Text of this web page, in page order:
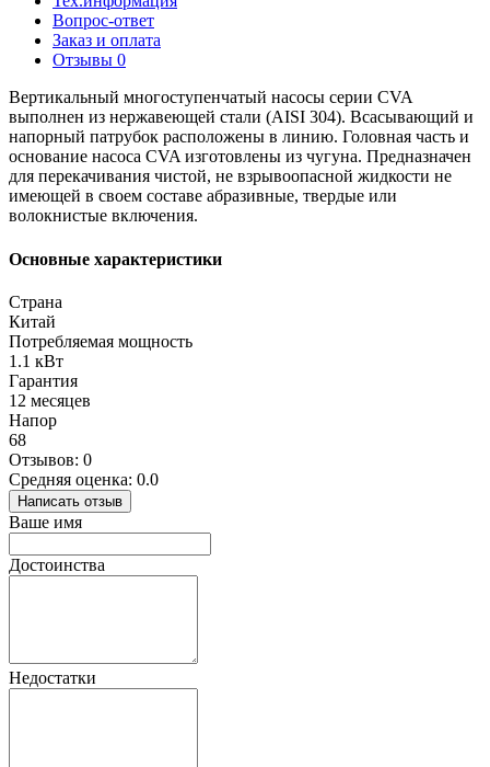
Вопрос-ответ
Заказ и оплата
Отзывы 0
Вертикальный многоступенчатый насосы серии CVA
выполнен из нержавеющей стали (AISI 304). Всасывающий и
напорный патрубок расположены в линию. Головная часть и
основание насоса CVA изготовлены из чугуна. Предназначен
для перекачивания чистой, не взрывоопасной жидкости не
имеющей в своем составе абразивные, твердые или
волокнистые включения.
Основные характеристики
Страна
Китай
Потребляемая мощность
1.1 кВт
Гарантия
12 месяцев
Напор
68
Отзывов: 0
Средняя оценка: 0.0
Написать отзыв
Ваше имя
Достоинства
Недостатки